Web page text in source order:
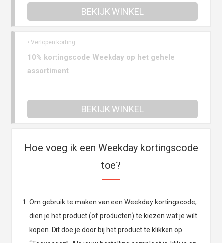
BEKIJK WINKEL
• Verlopen korting
10% kortingscode Weekday op het gehele
assortiment
BEKIJK WINKEL
Hoe voeg ik een Weekday kortingscode
toe?
Om gebruik te maken van een Weekday kortingscode,
dien je het product (of producten) te kiezen wat je wilt
kopen. Dit doe je door bij het product te klikken op